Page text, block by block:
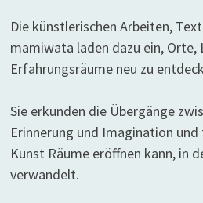
Die künstlerischen Arbeiten,
mamiwata laden dazu ein, Orte,
Erfahrungsräume neu zu
Sie erkunden die Übergänge
Erinnerung und Imagination
Kunst Räume eröffnen kann, in
verwandelt.